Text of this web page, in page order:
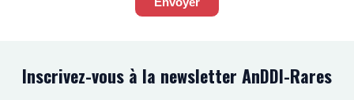
Inscrivez-vous à la newsletter AnDDI-Rares